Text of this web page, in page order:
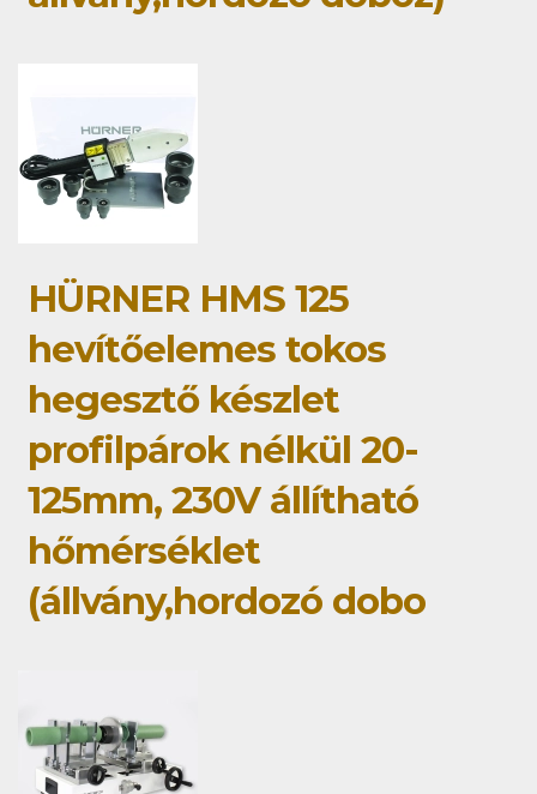
HÜRNER HMS 125
hevítőelemes tokos
hegesztő készlet
profilpárok nélkül 20-
125mm, 230V állítható
hőmérséklet
(állvány,hordozó dobo